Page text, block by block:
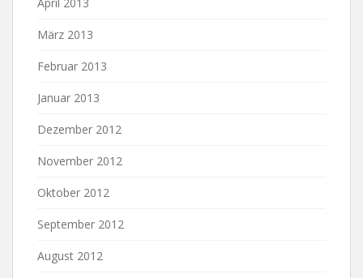
März 2013
Februar 2013
Januar 2013
Dezember 2012
November 2012
Oktober 2012
September 2012
August 2012